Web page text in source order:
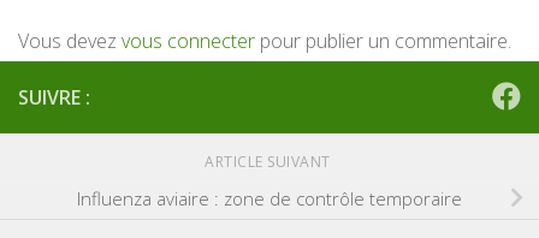
Vous devez vous connecter pour publier un commentaire.
SUIVRE :
ARTICLE SUIVANT
Influenza aviaire : zone de contrôle temporaire